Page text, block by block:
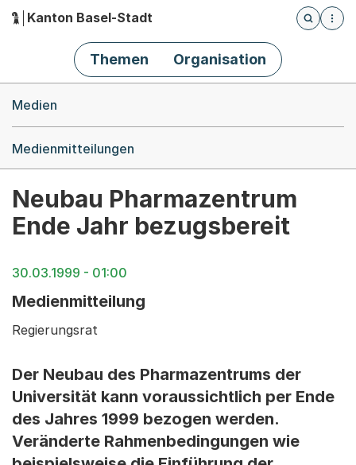
Hauptnavigation
Kanton Basel-Stadt
Öffnet
Themen Organisation
Medien
Medienmitteilungen
Neubau Pharmazentrum
Ende Jahr bezugsbereit
30.03.1999 - 01:00
Medienmitteilung
Regierungsrat
Der Neubau des Pharmazentrums der
Universität kann voraussichtlich per Ende
des Jahres 1999 bezogen werden.
Veränderte Rahmenbedingungen wie